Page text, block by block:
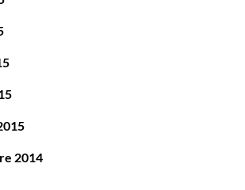
2014